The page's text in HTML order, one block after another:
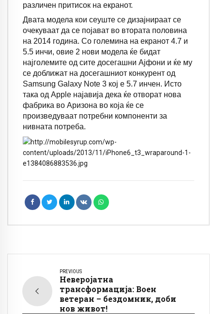
различен притисок на екранот.
Двата модела кои сеуште се дизајнираат се
очекуваат да се појават во втората половина
на 2014 година. Со големина на екранот 4.7 и
5.5 инчи, овие 2 нови модела ќе бидат
најголемите од сите досегашни Ајфони и ќе му
се доближат на досегашниот конкурент од
Samsung Galaxy Note 3 кој е 5.7 инчен. Исто
така од Apple најавија дека ќе отворат нова
фабрика во Аризона во која ќе се
произведуваат потребни компоненти за
нивната потреба.
PREVIOUS
Неверојатна
трансформација: Воен
ветеран – бездомник, доби
нов живот!